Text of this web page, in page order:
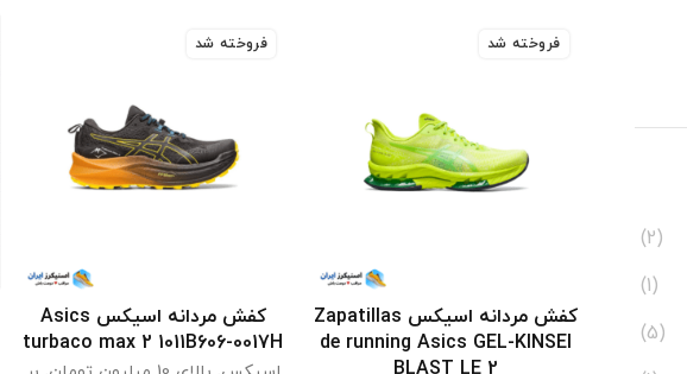
(2)
(1)
(5)
فروخته شد
انتخاب گزینه هاکفش مردانه اسیکس Zapatillas
de running Asics GEL-KINSEI
فروخته شد
انتخاب گزینه ها کفش مردانه اسیکس Asics
turbaco max 2 1011B606-0017H